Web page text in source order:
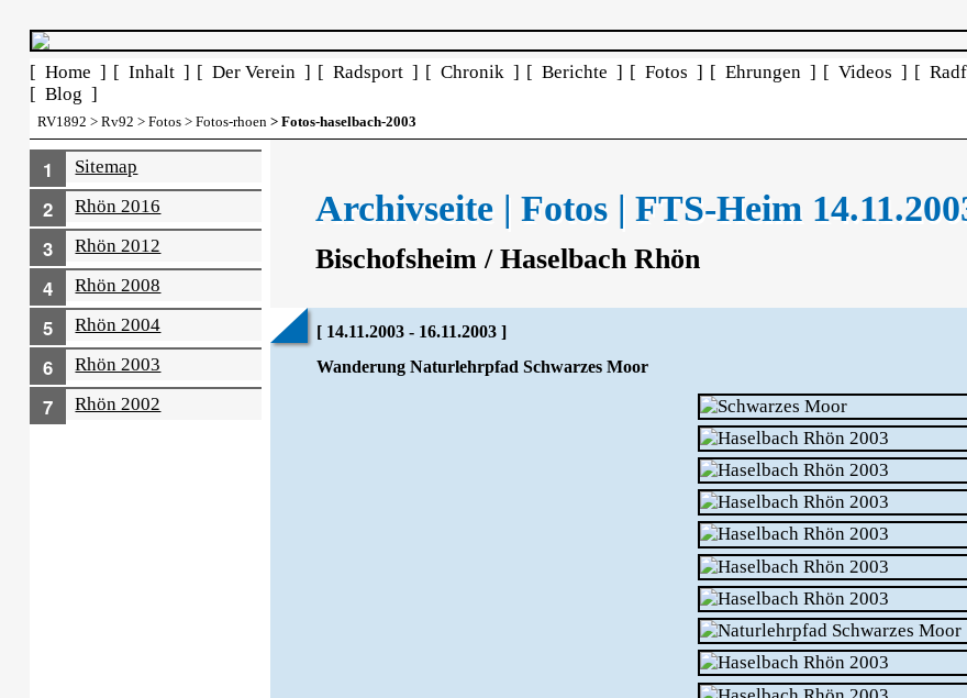
[ Home ] [ Inhalt ] [ Der Verein ] [ Radsport ] [ Chronik ] [ Berichte ] [ Fotos ] [ Ehrungen ] [ Videos ] [
[ Blog ]
RV1892 > Rv92 > Fotos> Fotos-rhoen > Fotos-haselbach-2003
Sitemap
Rhön 2016
Rhön 2012
Rhön 2008
Rhön 2004
Rhön 2003
Rhön 2002
Archivseite | Fotos | FTS-Heim
Bischofsheim / Haselbach Rhön
[ 14.11.2003 - 16.11.2003 ]
Wanderung Naturlehrpfad Schwarzes Moor